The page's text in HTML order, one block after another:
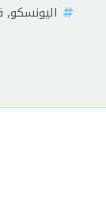
اليونسكو,